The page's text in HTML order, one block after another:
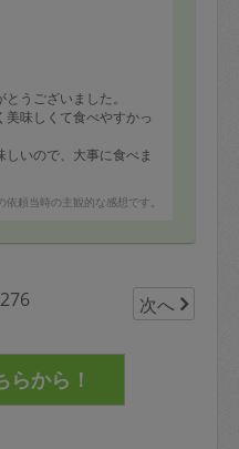
うございました。
味しくて食べやすかっ
いので、大事に食べま
依頼当時の主観的な感想です。
次へ